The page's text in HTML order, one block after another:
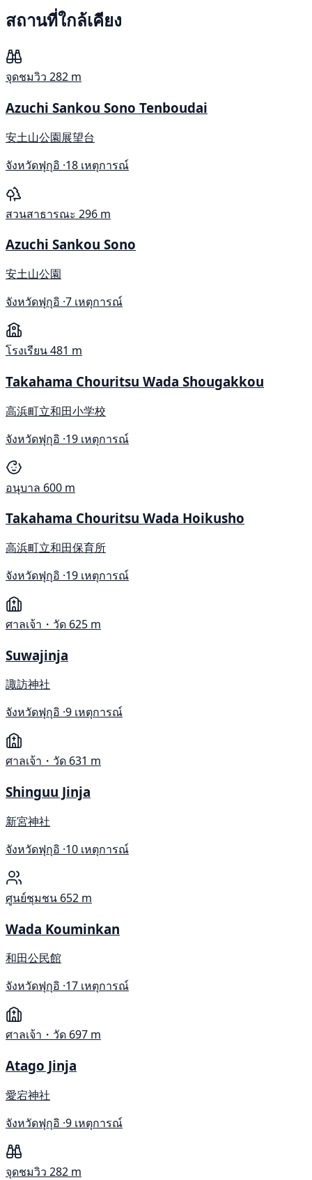
สถานที่ใกล้เคียง
จุดชมวิว 282 m
Azuchi Sankou Sono Tenboudai
安土山公園展望台
จังหวัดฟุกุอิ ·18 เหตุการณ์
สวนสาธารณะ 296 m
Azuchi Sankou Sono
安土山公園
จังหวัดฟุกุอิ ·7 เหตุการณ์
โรงเรียน481 m
Takahama Chouritsu Wada Shougakkou
高浜町立和田小学校
จังหวัดฟุกุอิ ·19 เหตุการณ์
อนุบาล 600 m
Takahama Chouritsu Wada Hoikusho
高浜町立和田保育所
จังหวัดฟุกุอิ ·19 เหตุการณ์
ศาลเจ้า・วัด 625 m
Suwajinja
諏訪神社
จังหวัดฟุกุอิ ·9 เหตุการณ์
ศาลเจ้า・วัด 631 m
Shinguu Jinja
新宮神社
จังหวัดฟุกุอิ ·10 เหตุการณ์
ศูนย์ชุมชน 652 m
Wada Kouminkan
和田公民館
จังหวัดฟุกุอิ ·17 เหตุการณ์
ศาลเจ้า・วัด 697 m
Atago Jinja
愛宕神社
จังหวัดฟุกุอิ ·9 เหตุการณ์
จุดชมวิว 282 m